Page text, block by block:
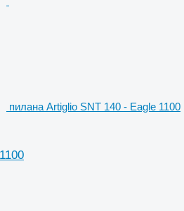
пилана Artiglio SNT 140 - Eagle 1100